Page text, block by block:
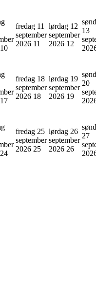
10
fredag 11
september
2026 11
lørdag 12
september
2026 12
13
17
fredag 18
september
2026 18
lørdag 19
september
2026 19
20
24
fredag 25
september
2026 25
lørdag 26
september
2026 26
27